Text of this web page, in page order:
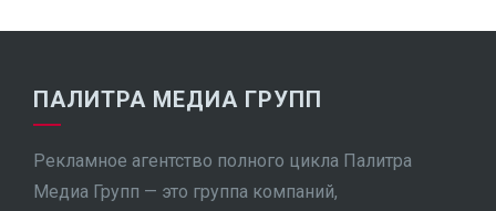
ПАЛИТРА МЕДИА ГРУПП
Рекламное агентство полного цикла Палитра
Медиа Групп — это группа компаний,